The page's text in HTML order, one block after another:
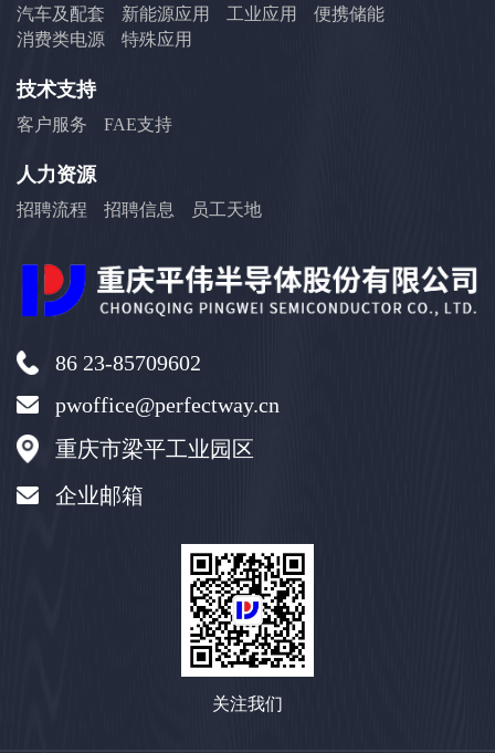
汽车及配套 新能源应用 工业应用
便携储能
消费类电源
特殊应用
技术支持
客户服务 FAE支持
人力资源
招聘流程 招聘信息 员工天地
86 23-85709602
pwoffice@perfectway.cn
重庆市梁平工业园区
企业邮箱
关注我们